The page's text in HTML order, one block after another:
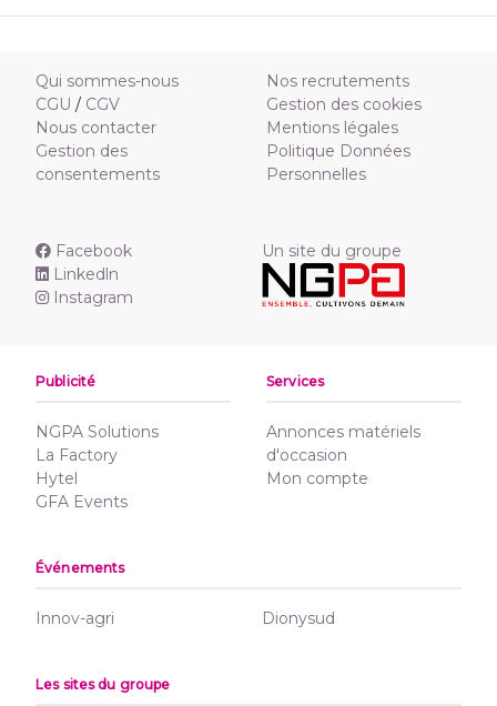
Qui sommes-nous
CGU / CGV
Nous contacter
Gestion des
consentements
Nos recrutements
Gestion des cookies
Mentions légales
Politique Données
Personnelles
Facebook
Linkedln
Instagram
Un site du groupe
Publicité
NGPA Solutions
La Factory
Hytel
GFA Events
Services
Annonces matériels
d'occasion
Mon compte
Événements
Innov-agri Dionysud
Les sites du groupe